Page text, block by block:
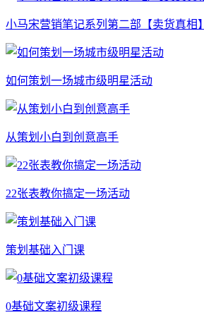
小马宋营销笔记系列第二部【卖货真相】
如何策划一场城市级明星活动
从策划小白到创意高手
22张表教你搞定一场活动
策划基础入门课
0基础文案初级课程